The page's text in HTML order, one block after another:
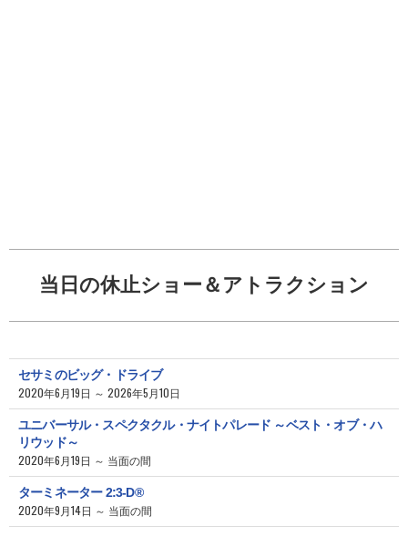
当日の休止ショー＆アトラクション
セサミのビッグ・ドライブ
2020年6月19日 ～ 2026年5月10日
ユニバーサル・スペクタクル・ナイトパレード ～ベスト・オブ・ハ
リウッド～
2020年6月19日 ～ 当面の間
ターミネーター 2:3-D®
2020年9月14日 ～ 当面の間